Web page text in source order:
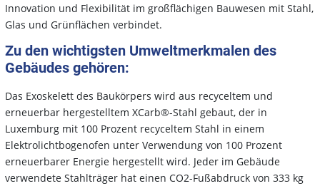
Innovation und Flexibilität im großflächigen Bauwesen mit Stahl,
Glas und Grünflächen verbindet.
Zu den wichtigsten Umweltmerkmalen des
Gebäudes gehören:
Das Exoskelett des Baukörpers wird aus recyceltem und
erneuerbar hergestelltem XCarb®-Stahl gebaut, der in
Luxemburg mit 100 Prozent recyceltem Stahl in einem
Elektrolichtbogenofen unter Verwendung von 100 Prozent
erneuerbarer Energie hergestellt wird. Jeder im Gebäude
verwendete Stahlträger hat einen CO2-Fußabdruck von 333 kg